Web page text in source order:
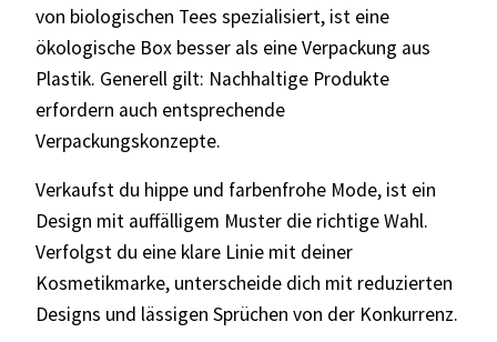
von biologischen Tees spezialisiert, ist eine
ökologische Box besser als eine Verpackung aus
Plastik. Generell gilt: Nachhaltige Produkte
erfordern auch entsprechende
Verpackungskonzepte.
Verkaufst du hippe und farbenfrohe Mode, ist ein
Design mit auffälligem Muster die richtige Wahl.
Verfolgst du eine klare Linie mit deiner
Kosmetikmarke, unterscheide dich mit reduzierten
Designs und lässigen Sprüchen von der Konkurrenz.